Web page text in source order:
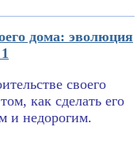
дома: эволюция
своего
как сделать его
и недорогим.